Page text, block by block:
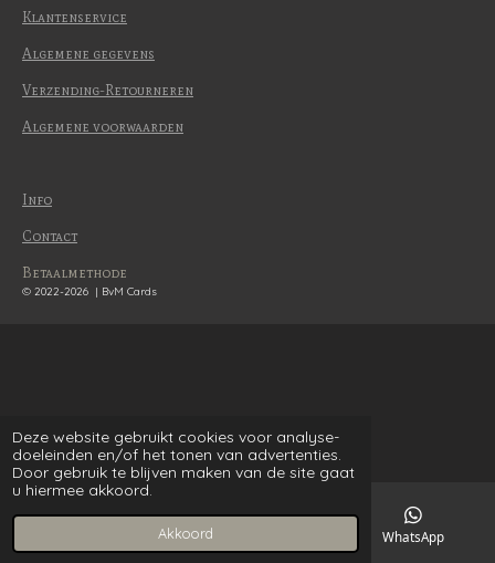
Deze website gebruikt cookies voor analyse-
doeleinden en/of het tonen van advertenties.
Door gebruik te blijven maken van de site gaat
u hiermee akkoord.
Akkoord
Klantenservice
Algemene gegevens
Verzending-Retourneren
Algemene voorwaarden
Info
Contact
Betaalmethode
© 2022-2026 | BvM Cards
E-mailadres WhatsApp